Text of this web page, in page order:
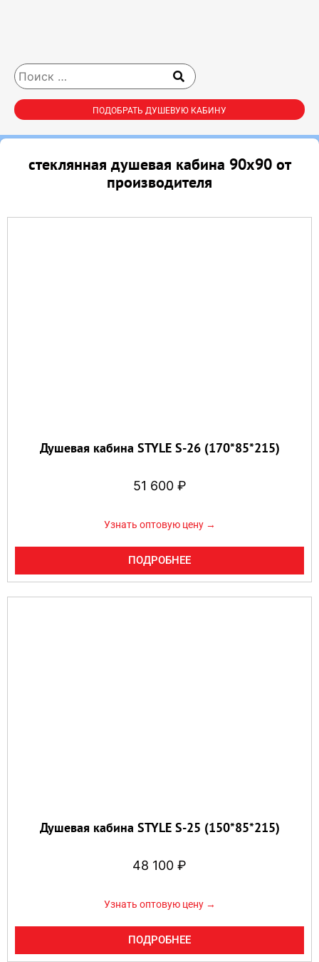
ПОДОБРАТЬ ДУШЕВУЮ КАБИНУ
стеклянная душевая кабина 90х90 от
производителя
Душевая кабина STYLE S-26 (170*85*215)
51 600 ₽
Узнать оптовую цену →
ПОДРОБНЕЕ
Душевая кабина STYLE S-25 (150*85*215)
48 100 ₽
Узнать оптовую цену →
ПОДРОБНЕЕ